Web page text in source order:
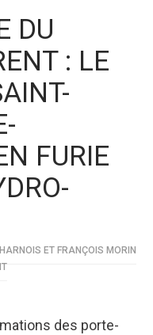
DU
: LE
FURIE
ET FRANÇOIS MORIN
des porte-